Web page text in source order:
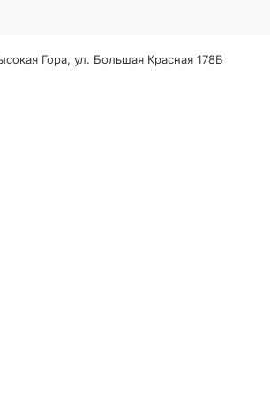
Гора, ул. Большая Красная 178Б